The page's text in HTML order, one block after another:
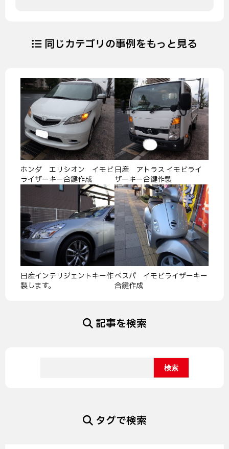
同じカテゴリの事例をもっと見る
ホンダ エリシオン イモビ
ライザーキー合鍵作成
日産 アトラス イモビライ
ザーキー合鍵作製
日産インテリジェントキー作
製します。
ベスパ イモビライザーキー
合鍵作成
記事を検索
タグで検索